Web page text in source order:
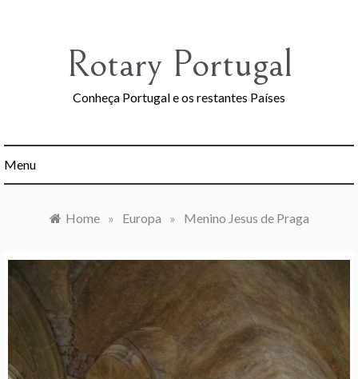
Rotary Portugal
Conheça Portugal e os restantes Países
Menu
Home » Europa » Menino Jesus de Praga